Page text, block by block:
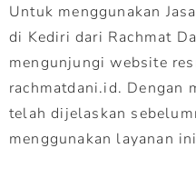
Untuk menggunakan
di Kediri dari Rachmat
mengunjungi website
rachmatdani.id. Dengan
telah dijelaskan
menggunakan layanan